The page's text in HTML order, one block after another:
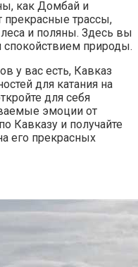
как Домбай и
прекрасные трассы,
и поляны. Здесь вы
спокойствием природы.
у вас есть, Кавказ
для катания на
для себя
эмоции от
Кавказу и получайте
его прекрасных